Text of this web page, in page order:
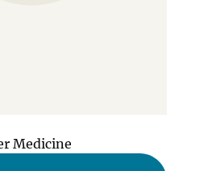
Medicine